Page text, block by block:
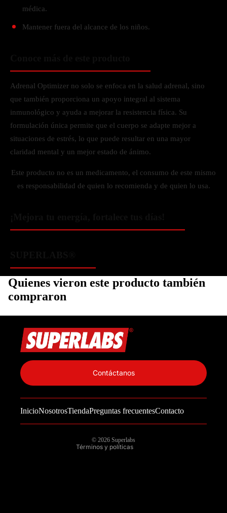
médica.
Mantener fuera del alcance de los niños.
Adrenal Optimizer no solo se enfoca en la salud adrenal, sino
que también proporciona un apoyo integral al sistema
inmunológico y ayuda a mejorar la resistencia física. Su
formulación única permite que el cuerpo se adapte mejor a
situaciones de estrés, lo que puede resultar en una mayor
claridad mental y un mejor estado de ánimo.
Este producto no es un medicamento, el consumo de este mismo
es responsabilidad de quien lo recomienda y de quien lo usa.
Quienes vieron este producto también
compraron
InicioNosotrosTiendaPreguntas frecuentesContacto
Contáctanos
© 2026 Superlabs
Términos y políticas
Información de contacto
Política de reembolso
Términos del servicio
Política de envío